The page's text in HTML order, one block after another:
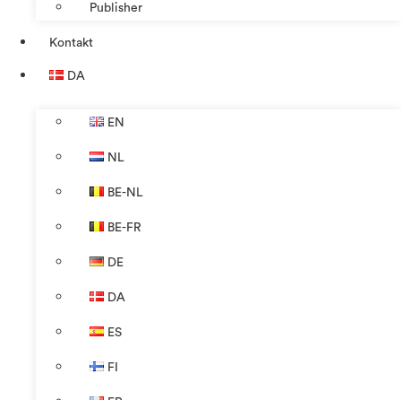
Publisher
Kontakt
DA
EN
NL
BE-NL
BE-FR
DE
DA
ES
FI